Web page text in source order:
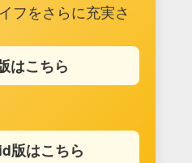
フをさらに充実さ
はこちら
版はこちら